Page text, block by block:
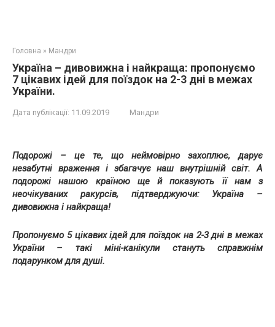
Головна » Мандри
Україна – дивовижна і найкраща: пропонуємо
7 цікавих ідей для поїздок на 2-3 дні в межах
України.
Дата публікації: 11.09.2019 Мандри
Подорожі – це те, що неймовірно захоплює, дарує
незабутні враження і збагачує наш внутрішній світ. А
подорожі нашою країною ще й показують її нам з
неочікуваних ракурсів, підтверджуючи: Україна –
дивовижна і найкраща!
Пропонуємо 5 цікавих ідей для поїздок на 2-3 дні в межах
України – такі міні-канікули стануть справжнім
подарунком для душі.